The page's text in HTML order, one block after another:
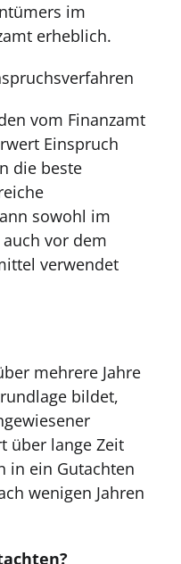
im
erheblich.
vom Finanzamt
Einspruch
die beste
sowohl im
vor dem
verwendet
mehrere Jahre
bildet,
über lange Zeit
in ein Gutachten
wenigen Jahren